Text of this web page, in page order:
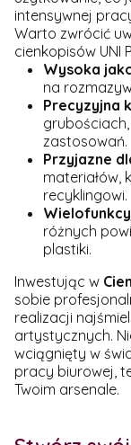
intensywnej
Warto zwrócić
cienkopisów UNI
Wysoka
na
Precyzyjna
zastosowań.
Przyjazne
materiałów,
recyklingowi.
różnych
plastiki.
Inwestując w
sobie
realizacji
artystycznych.
wciągnięty w
pracy biurowej,
Twoim arsenale.